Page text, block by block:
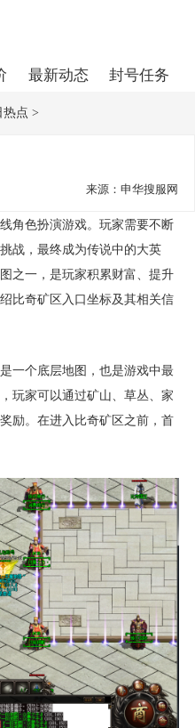
最新动态 封号任务
热点 >
来源：申华搜服网
角色扮演游戏。玩家需要不断
战，最终成为传说中的大英
之一，是玩家积累财富、提升
比奇矿区入口坐标及其相关信
一个底层地图，也是游戏中最
玩家可以通过矿山、草丛、家
励。在进入比奇矿区之前，首